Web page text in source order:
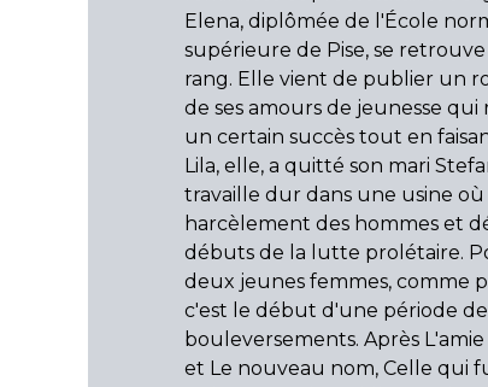
Elena, diplômée de l'École
supérieure de Pise, se
rang. Elle vient de publier un
de ses amours de jeunesse
un certain succès tout en
Lila, elle, a quitté son mari
travaille dur dans une usine
harcèlement des hommes et
débuts de la lutte prolétaire.
deux jeunes femmes, comme
c'est le début d'une période
bouleversements. Après
et Le nouveau nom, Celle qui